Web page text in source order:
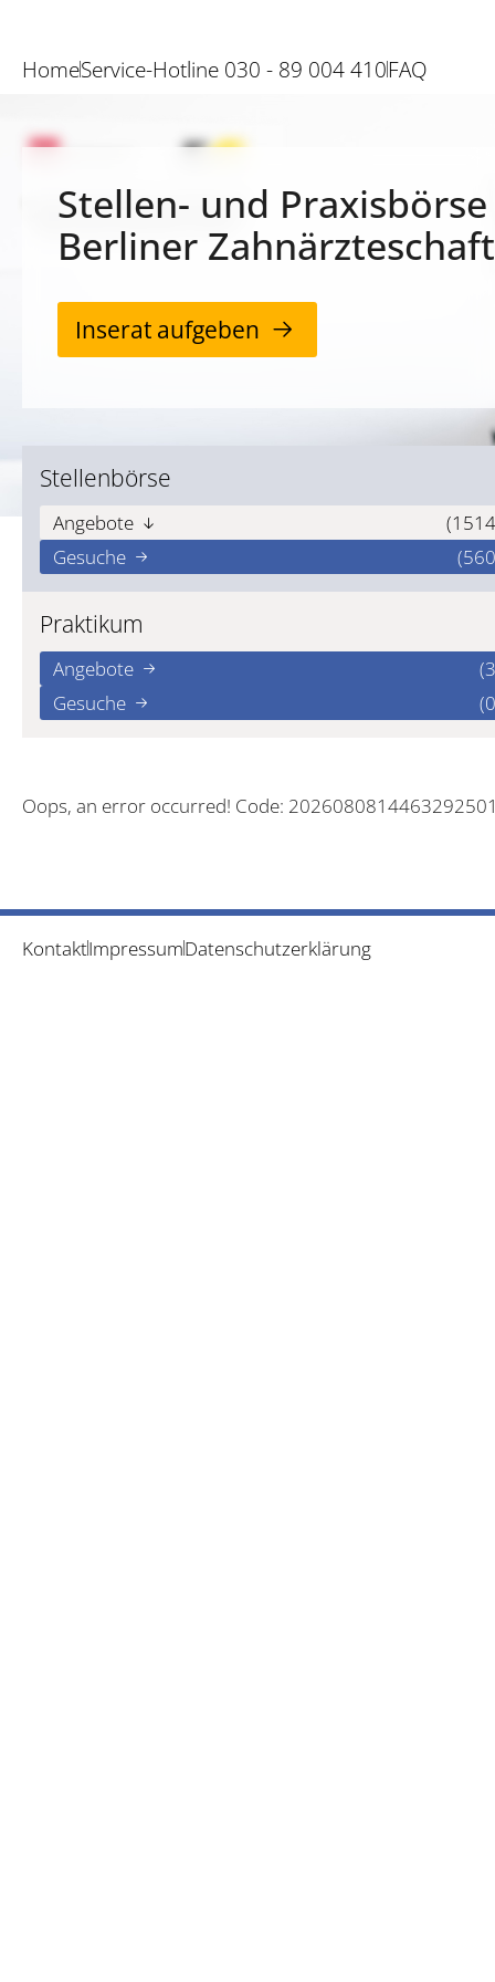
HomeService-Hotline 030 - 89 004 410FAQ
Stellen- und
Berliner Zahnärzteschaft
Inserat aufgeben
Stellenbörse
Angebote
Gesuche
Praktikum
Angebote
Gesuche
Oops, an error occurred! Code:
KontaktImpressumDatenschutzerklärung